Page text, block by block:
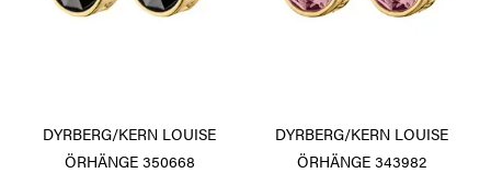
DYRBERG/KERN LOUISE
ÖRHÄNGE 350668
DYRBERG/KERN LOUISE
ÖRHÄNGE 343982